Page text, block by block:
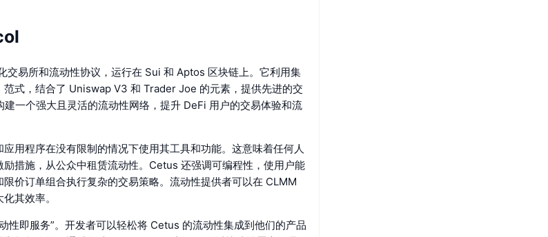
易所和流动性协议，运行在 Sui 和 Aptos 区块链上。它利用集
式，结合了 Uniswap V3 和 Trader Joe 的元素，提供先进的交
一个强大且灵活的流动性网络，提升 DeFi 用户的交易体验和流
用程序在没有限制的情况下使用其工具和功能。这意味着任何人
措施，从公众中租赁流动性。Cetus 还强调可编程性，使用户能
价订单组合执行复杂的交易策略。流动性提供者可以在 CLMM
其效率。
性即服务”。开发者可以轻松将 Cetus 的流动性集成到他们的产品